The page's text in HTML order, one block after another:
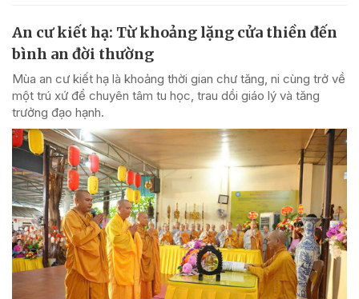
An cư kiết hạ: Từ khoảng lặng cửa thiền đến
bình an đời thường
Mùa an cư kiết hạ là khoảng thời gian chư tăng, ni cùng trở về
một trú xứ để chuyên tâm tu học, trau dồi giáo lý và tăng
trưởng đạo hạnh.